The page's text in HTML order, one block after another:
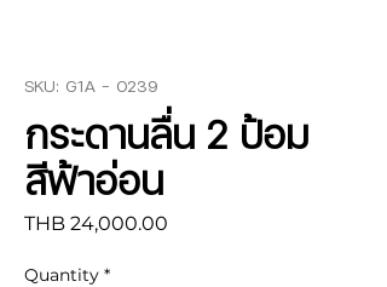
SKU: G1A - 0239
กระดานลื่น 2 ป้อม
สีฟ้าอ่อน
THB 24,000.00
Quantity *